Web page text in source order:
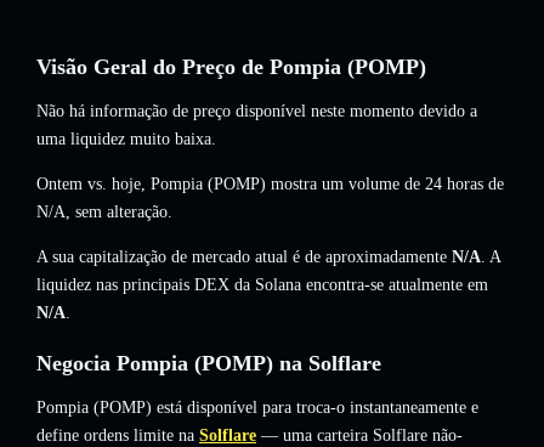
Visão Geral do Preço de Pompia (POMP)
Não há informação de preço disponível neste momento devido a
uma liquidez muito baixa.
Ontem vs. hoje, Pompia (POMP) mostra um volume de 24 horas de
N/A, sem alteração.
A sua capitalização de mercado atual é de aproximadamente N/A. A
liquidez nas principais DEX da Solana encontra-se atualmente em
N/A.
Negocia Pompia (POMP) na Solflare
Pompia (POMP) está disponível para troca-o instantaneamente e
define ordens limite na Solflare — uma carteira Solflare não-